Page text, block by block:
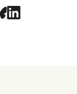
Facebookissa
Jaa Blueskyssa
Jaa LinkedIn:ssä